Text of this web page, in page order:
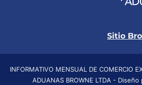
Sitio
INFORMATIVO MENSUAL DE COMERCIO
ADUANAS BROWNE LTDA -